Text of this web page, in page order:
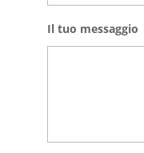
Il tuo messaggio